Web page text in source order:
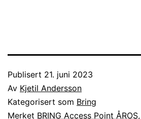
Publisert 21. juni 2023
Av Kjetil Andersson
Kategorisert som Bring
Merket BRING Access Point ÅROS,